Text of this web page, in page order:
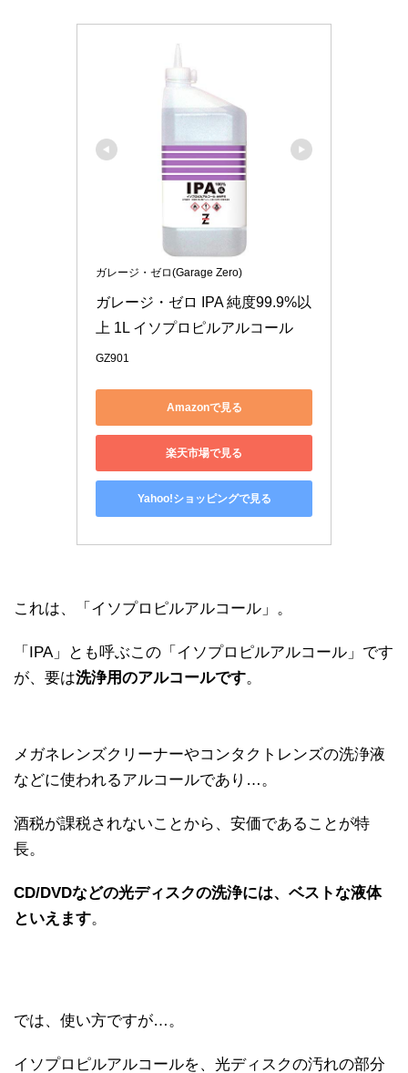
ガレージ・ゼロ(Garage Zero)
ガレージ・ゼロ IPA 純度99.9%以
上 1L イソプロピルアルコール
GZ901
Amazonで見る
楽天市場で見る
Yahoo!ショッピングで見る
これは、「イソプロピルアルコール」。
「IPA」とも呼ぶこの「イソプロピルアルコール」です
が、要は洗浄用のアルコールです。
メガネレンズクリーナーやコンタクトレンズの洗浄液
などに使われるアルコールであり…。
酒税が課税されないことから、安価であることが特
長。
CD/DVDなどの光ディスクの洗浄には、ベストな液体
といえます。
では、使い方ですが…。
イソプロピルアルコールを、光ディスクの汚れの部分